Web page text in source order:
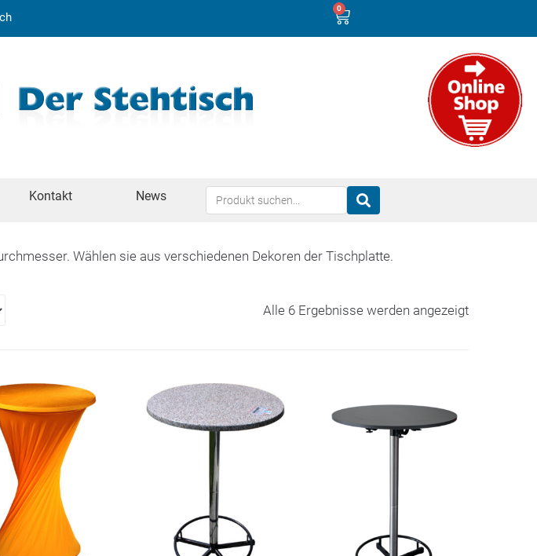
0
Kontakt News
Wählen sie aus verschiedenen Dekoren der Tischplatte.
Alle 6 Ergebnisse werden angezeigt